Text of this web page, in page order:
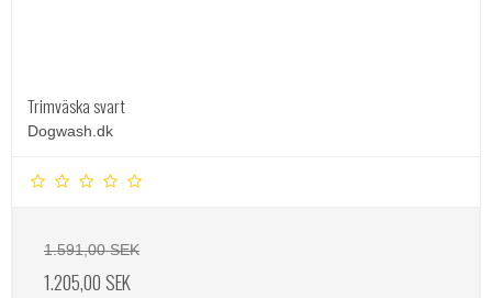
Trimväska svart
Dogwash.dk
1.591,00 SEK
1.205,00 SEK